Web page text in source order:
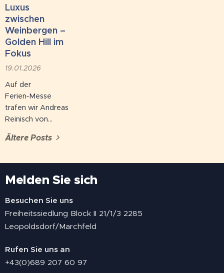
Lachmuskeln und
Herz
gleichermaßen
bewegt! Seit 1909
ist die Tschauner
einzige regelmäßig
bespielte
Stegreif‑Theater
Europas. ✨ Was
erwartet euch
2026? 🎶 "Beatles
Luxus
zwischen
Weinbergen –
Golden Hill im
Fokus
19.01.2026
Auf der
Ferien‑Messe
trafen wir Andreas
Reinisch von
Country Chalets &
im Sausal,
Südsteiermark, und
einiges
Spannendes.
Ältere Posts
Melden Sie sich
Besuchen Sie uns
Freiheitssiedlung Block II 21/1/3 2285
Leopoldsdorf/Marchfeld
Rufen Sie uns an
+43(0)689 207 60 97